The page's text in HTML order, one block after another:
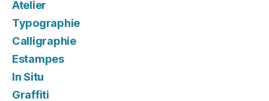
Atelier
Typographie
Calligraphie
Estampes
In Situ
Graffiti